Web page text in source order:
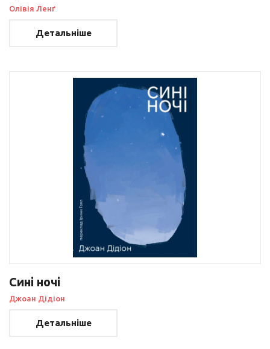
Олівія Ленґ
Детальніше
Сині ночі
Джоан Дідіон
Детальніше